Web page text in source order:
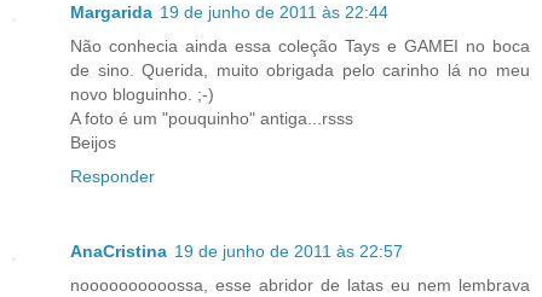
Margarida 19 de junho de 2011 às 22:44
Não conhecia ainda essa coleção Tays e GAMEI no boca
de sino. Querida, muito obrigada pelo carinho lá no meu
novo bloguinho. ;-)
A foto é um "pouquinho" antiga...rsss
Beijos
Responder
AnaCristina 19 de junho de 2011 às 22:57
noooooooooossa, esse abridor de latas eu nem lembrava